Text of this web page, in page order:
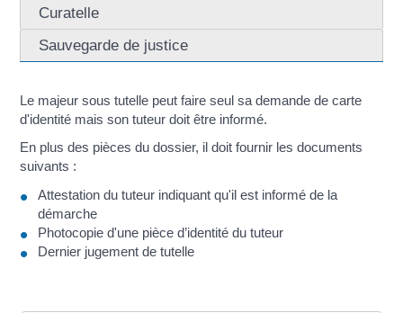
Curatelle
Sauvegarde de justice
Le majeur sous tutelle peut faire seul sa demande de carte
d'identité mais son tuteur doit être informé.
En plus des pièces du dossier, il doit fournir les documents
suivants :
Attestation du tuteur indiquant qu'il est informé de la
démarche
Photocopie d'une pièce d’identité du tuteur
Dernier jugement de tutelle